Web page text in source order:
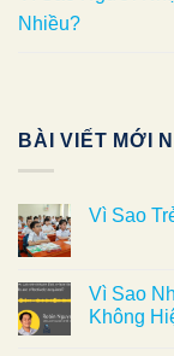
Nhiều?
BÀI VIẾT MỚI
Vì Sao
Vì Sao
Không